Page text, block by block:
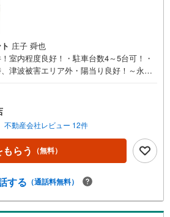
庄子 舜也
室内程度良好！・駐車台数4～5台可！・
津波被害エリア外・陽当り良好！～永大
は当社の強みを大きく2つに分けてご紹
動産知識＞戸建・マンション・土地...と
産を取り扱っております。更に教育施設
て環境や行政などの地域情報を総合し、
い物件選びをして頂けるよう、しっかりと
頂きます。2.＜経験豊富なスタッフ＞当社
なご質問はもちろん、ご購入時に気になる
はキッズスペースも完備！お子様連れの
不動産会社レビュー 12件
らう （無料）
する （通話料無料）